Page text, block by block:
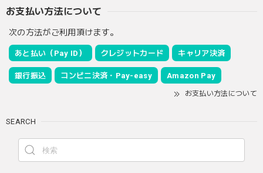
お支払い方法について
次の方法がご利用頂けます。
あと払い（Pay ID） クレジットカード キャリア決済
銀行振込 コンビニ決済・Pay-easy Amazon Pay
お支払い方法について
SEARCH